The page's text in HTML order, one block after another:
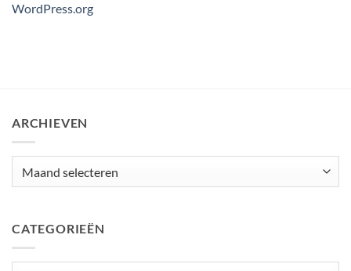
WordPress.org
ARCHIEVEN
CATEGORIEËN